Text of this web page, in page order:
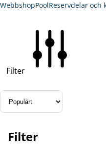
WebbshopPoolReservdelar och
Filter
Filter